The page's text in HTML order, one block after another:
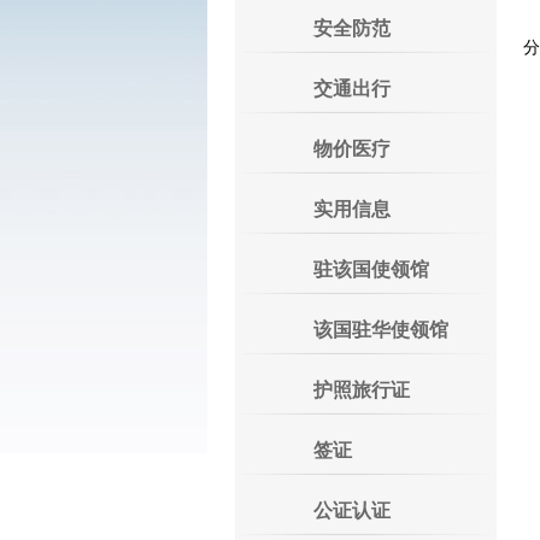
安全防范
交通出行
物价医疗
实用信息
驻该国使领馆
该国驻华使领馆
护照旅行证
签证
公证认证